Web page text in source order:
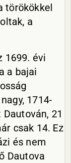
törökökkel
a
1699. évi
a bajai
1714-
21
csak 14. Ez
és nem
Dautova